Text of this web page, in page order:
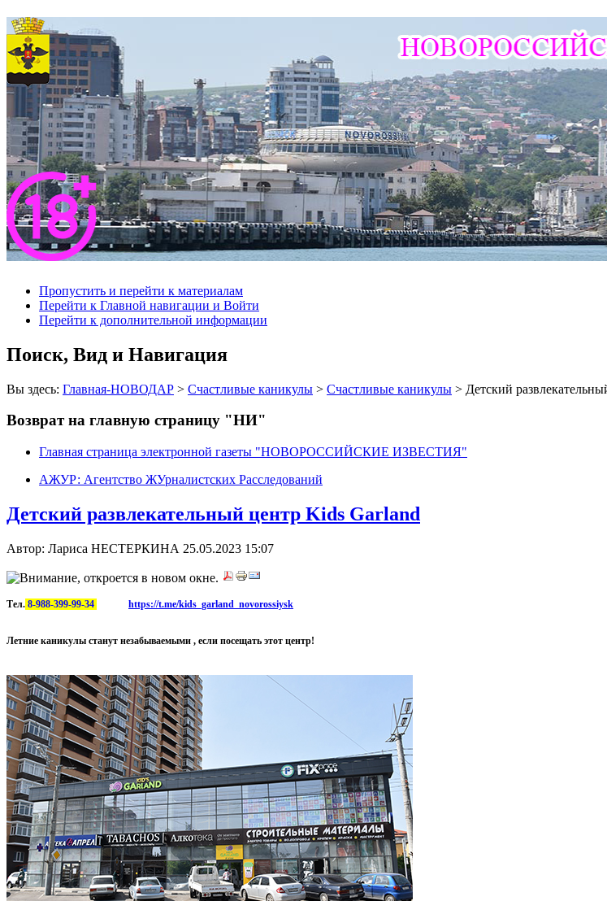
Пропустить и перейти к материалам
Перейти к Главной навигации и Войти
Перейти к дополнительной информации
Поиск, Вид и Навигация
Вы здесь: Главная-НОВОДАР > Счастливые каникулы > Счастливые каникулы > Детский
Возврат на главную страницу "НИ"
Главная страница электронной газеты "НОВОРОССИЙСКИЕ ИЗВЕСТИЯ"
АЖУР: Агентство ЖУрналистских Расследований
Детский развлекательный центр Kids Garland
Автор: Лариса НЕСТЕРКИНА 25.05.2023 15:07
Тел. 8-988-399-99-34 https://t.me/kids_garland_novorossiysk
Летние каникулы станут незабываемыми , если посещать этот центр!